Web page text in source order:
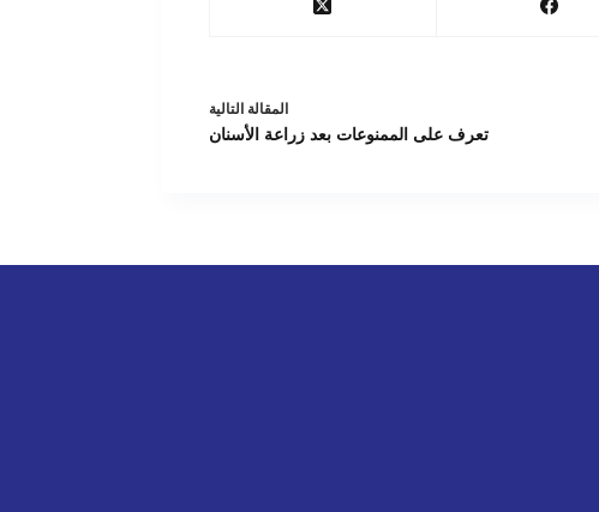
المقالة التالية
تعرف على الممنوعات بعد زراعة الأسنان